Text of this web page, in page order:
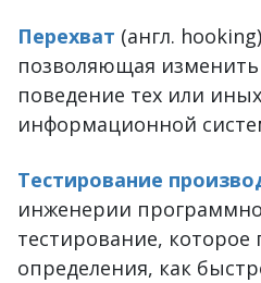
Перехват (англ.
позволяющая изменить
поведение тех или
информационной
Тестирование
инженерии
тестирование,
определения, как